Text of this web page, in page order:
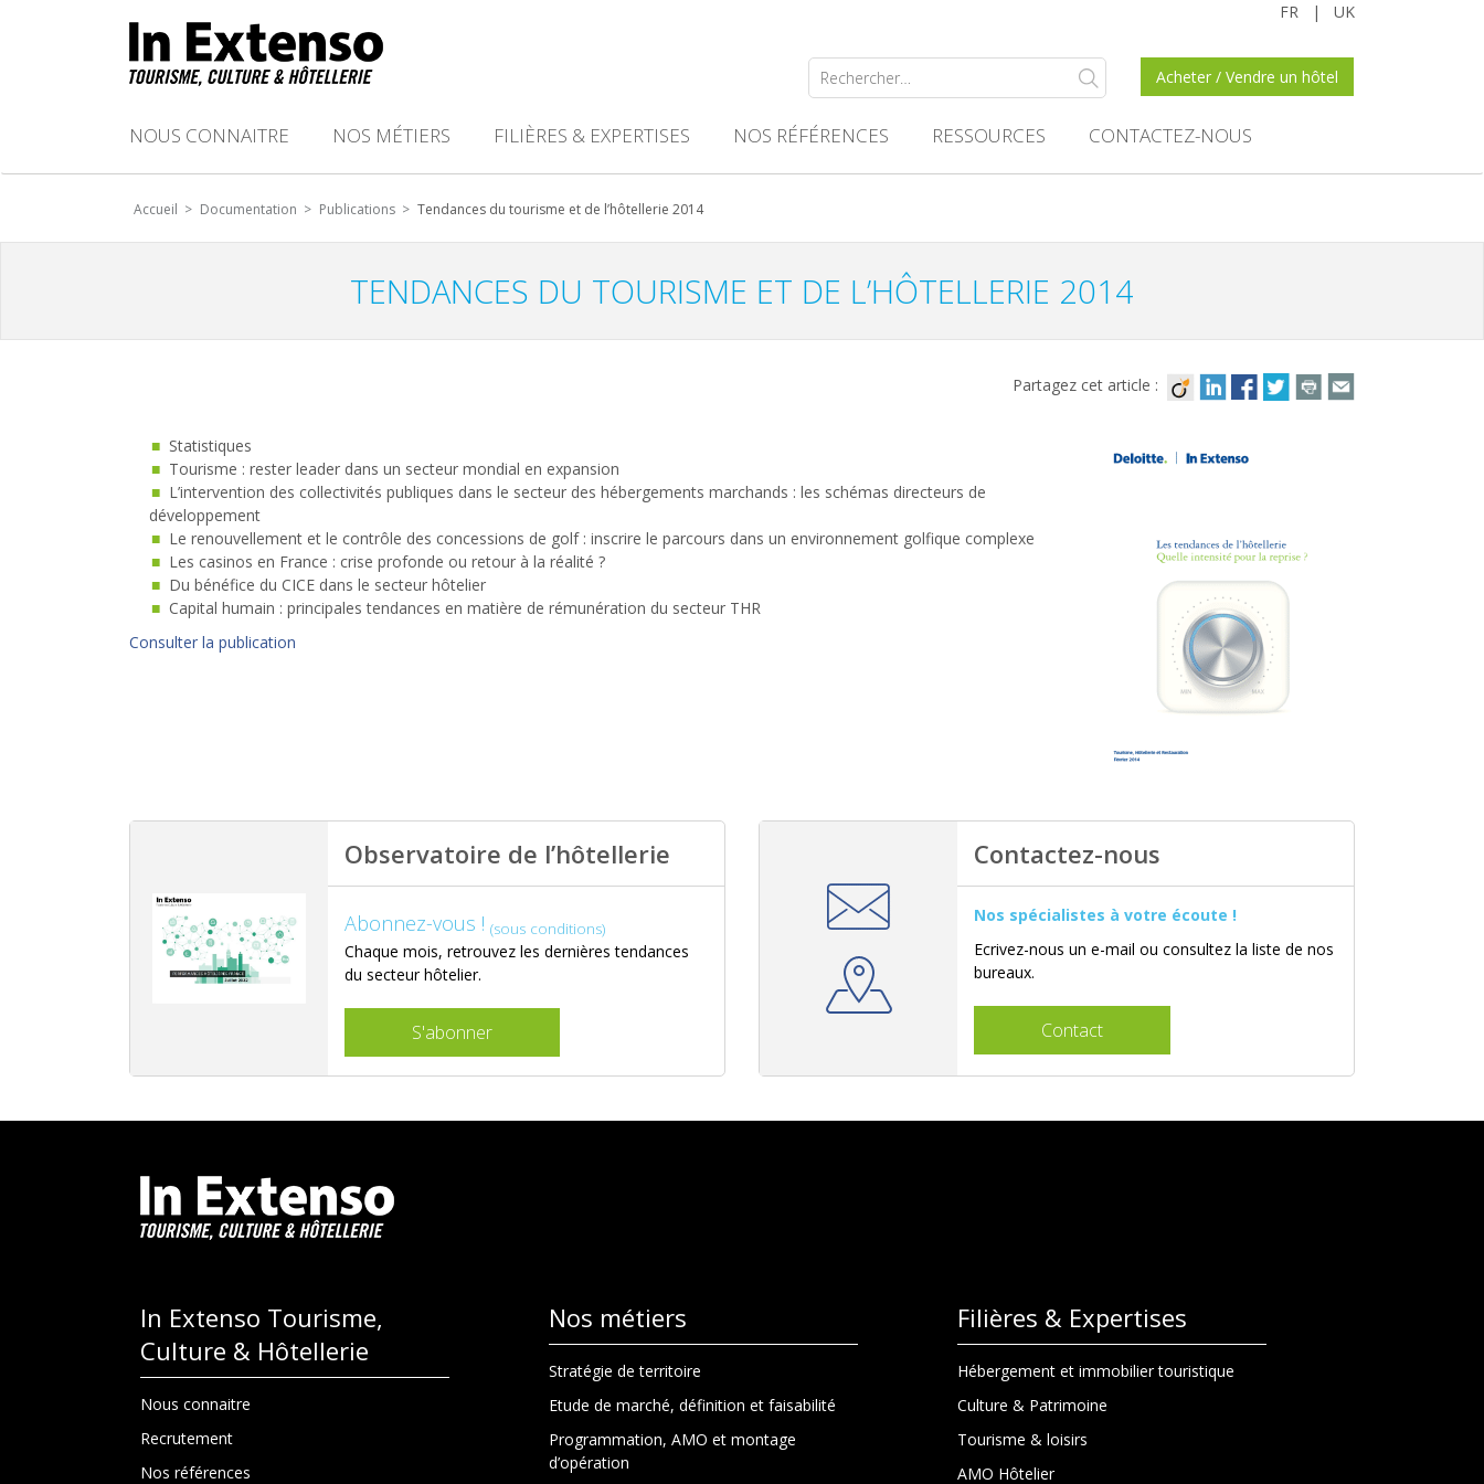
UK
|
FR
Acheter / Vendre un hôtel
Rechercher :
NOUS CONNAITRE NOS MÉTIERS FILIÈRES & EXPERTISES NOS RÉFÉRENCES RESSOURCES CONTACTEZ-NOUS
Accueil > Documentation > Publications > Tendances du tourisme et de l’hôtellerie 2014
TENDANCES DU TOURISME ET DE L’HÔTELLERIE 2014
Partagez cet article :
Statistiques
Tourisme : rester leader dans un secteur mondial en expansion
L’intervention des collectivités publiques dans le secteur des hébergements marchands : les schémas directeurs de
développement
Le renouvellement et le contrôle des concessions de golf : inscrire le parcours dans un environnement golfique complexe
Les casinos en France : crise profonde ou retour à la réalité ?
Du bénéfice du CICE dans le secteur hôtelier
Capital humain : principales tendances en matière de rémunération du secteur THR
Consulter la publication
Observatoire de l’hôtellerie
Abonnez-vous !(sous conditions)
Chaque mois, retrouvez les dernières tendances
du secteur hôtelier.
S'abonner
Contactez-nous
Nos spécialistes à votre écoute !
Ecrivez-nous un e-mail ou consultez la liste de nos
bureaux.
Contact
In Extenso Tourisme,
Culture & Hôtellerie
Nous connaitre
Recrutement
Nos références
Nos métiers
Stratégie de territoire
Etude de marché, définition et faisabilité
Programmation, AMO et montage
d’opération
Filières & Expertises
Hébergement et immobilier touristique
Culture & Patrimoine
Tourisme & loisirs
AMO Hôtelier